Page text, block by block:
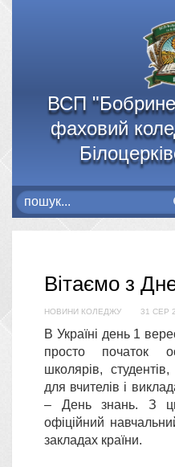
ВСП
фаховий
Вітаємо з
НОВИНИ КОЛЕДЖУ 31 СЕР
В Україні день 1
просто початок
школярів,
для вчителів і
– День знань. З
офіційний
закладах країни.